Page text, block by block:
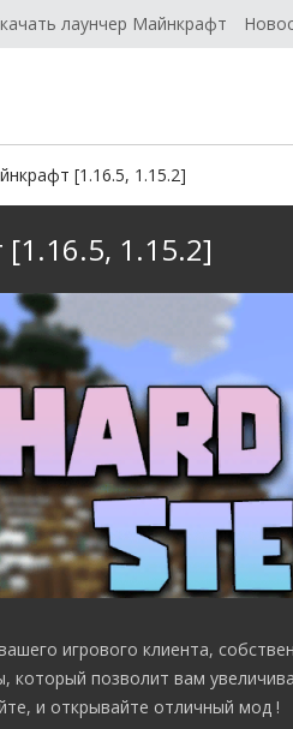
лаунчер Майнкрафт
[1.16.5, 1.15.2]
1.15.2]
игрового клиента,
позволит вам
и открывайте отличный мод !